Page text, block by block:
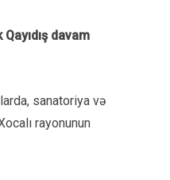
davam
sanatoriya və
rayonunun